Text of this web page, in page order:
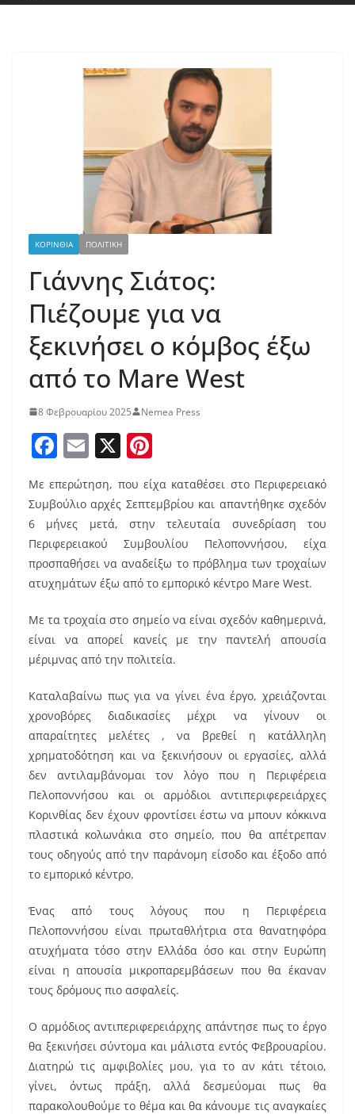
ΚΟΡΙΝΘΙΑ ΠΟΛΙΤΙΚΗ
Γιάννης Σιάτος:
Πιέζουμε για να
ξεκινήσει ο κόμβος έξω
από το Mare West
8 Φεβρουαρίου 2025 Nemea Press
F
c
e
b
o
o
k
E
ai
l
X
er
e
st
Με επερώτηση, που είχα καταθέσει στο Περιφερειακό
Συμβούλιο αρχές Σεπτεμβρίου και απαντήθηκε σχεδόν
6 μήνες μετά, στην τελευταία συνεδρίαση του
Περιφερειακού Συμβουλίου Πελοποννήσου, είχα
προσπαθήσει να αναδείξω το πρόβλημα των τροχαίων
ατυχημάτων έξω από το εμπορικό κέντρο Μare West.
Με τα τροχαία στο σημείο να είναι σχεδόν καθημερινά,
είναι να απορεί κανείς με την παντελή απουσία
μέριμνας από την πολιτεία.
Καταλαβαίνω πως για να γίνει ένα έργο, χρειάζονται
χρονοβόρες διαδικασίες μέχρι να γίνουν οι
απαραίτητες μελέτες , να βρεθεί η κατάλληλη
χρηματοδότηση και να ξεκινήσουν οι εργασίες, αλλά
δεν αντιλαμβάνομαι τον λόγο που η Περιφέρεια
Πελοποννήσου και οι αρμόδιοι αντιπεριφερειάρχες
Κορινθίας δεν έχουν φροντίσει έστω να μπουν κόκκινα
πλαστικά κολωνάκια στο σημείο, που θα απέτρεπαν
τους οδηγούς από την παράνομη είσοδο και έξοδο από
το εμπορικό κέντρο.
Ένας από τους λόγους που η Περιφέρεια
Πελοποννήσου είναι πρωταθλήτρια στα θανατηφόρα
ατυχήματα τόσο στην Ελλάδα όσο και στην Ευρώπη
είναι η απουσία μικροπαρεμβάσεων που θα έκαναν
τους δρόμους πιο ασφαλείς.
Ο αρμόδιος αντιπεριφερειάρχης απάντησε πως το έργο
θα ξεκινήσει σύντομα και μάλιστα εντός Φεβρουαρίου.
Διατηρώ τις αμφιβολίες μου, για το αν κάτι τέτοιο,
γίνει, όντως πράξη, αλλά δεσμεύομαι πως θα
παρακολουθούμε το θέμα και θα κάνουμε τις αναγκαίες